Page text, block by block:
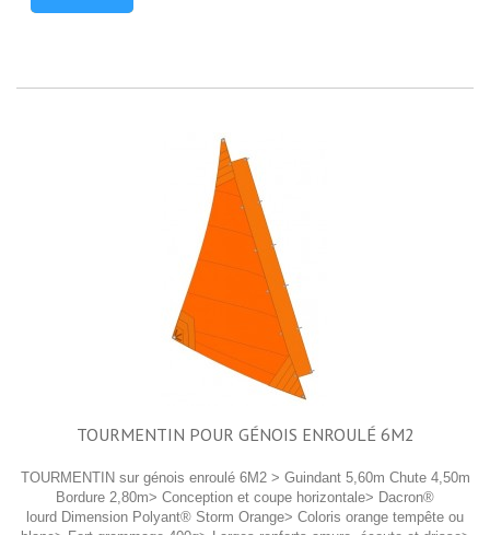
TOURMENTIN POUR GÉNOIS ENROULÉ 6M2
TOURMENTIN sur génois enroulé 6M2 > Guindant 5,60m Chute 4,50m
Bordure 2,80m> Conception et coupe horizontale> Dacron®
lourd Dimension Polyant® Storm Orange> Coloris orange tempête ou